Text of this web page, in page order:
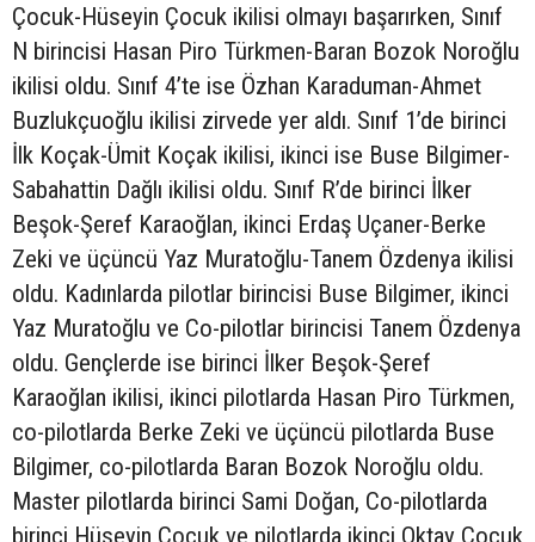
Çocuk-Hüseyin Çocuk ikilisi olmayı başarırken, Sınıf
N birincisi Hasan Piro Türkmen-Baran Bozok Noroğlu
ikilisi oldu. Sınıf 4’te ise Özhan Karaduman-Ahmet
Buzlukçuoğlu ikilisi zirvede yer aldı. Sınıf 1’de birinci
İlk Koçak-Ümit Koçak ikilisi, ikinci ise Buse Bilgimer-
Sabahattin Dağlı ikilisi oldu. Sınıf R’de birinci İlker
Beşok-Şeref Karaoğlan, ikinci Erdaş Uçaner-Berke
Zeki ve üçüncü Yaz Muratoğlu-Tanem Özdenya ikilisi
oldu. Kadınlarda pilotlar birincisi Buse Bilgimer, ikinci
Yaz Muratoğlu ve Co-pilotlar birincisi Tanem Özdenya
oldu. Gençlerde ise birinci İlker Beşok-Şeref
Karaoğlan ikilisi, ikinci pilotlarda Hasan Piro Türkmen,
co-pilotlarda Berke Zeki ve üçüncü pilotlarda Buse
Bilgimer, co-pilotlarda Baran Bozok Noroğlu oldu.
Master pilotlarda birinci Sami Doğan, Co-pilotlarda
birinci Hüseyin Çocuk ve pilotlarda ikinci Oktay Çocuk